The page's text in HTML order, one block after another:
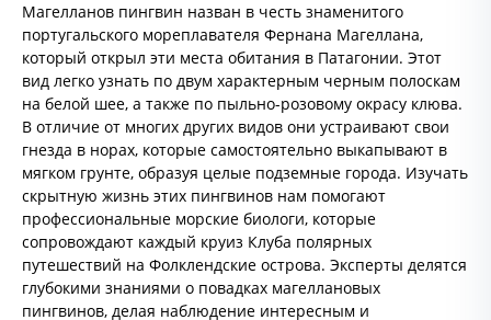
Магелланов пингвин назван в честь знаменитого
португальского мореплавателя Фернана Магеллана,
который открыл эти места обитания в Патагонии. Этот
вид легко узнать по двум характерным черным полоскам
на белой шее, а также по пыльно-розовому окрасу клюва.
В отличие от многих других видов они устраивают свои
гнезда в норах, которые самостоятельно выкапывают в
мягком грунте, образуя целые подземные города. Изучать
скрытную жизнь этих пингвинов нам помогают
профессиональные морские биологи, которые
сопровождают каждый круиз Клуба полярных
путешествий на Фолклендские острова. Эксперты делятся
глубокими знаниями о повадках магеллановых
пингвинов, делая наблюдение интересным и